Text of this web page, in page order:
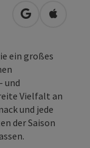
in Google
in
ein großes
und
Vielfalt an
und jede
der Saison